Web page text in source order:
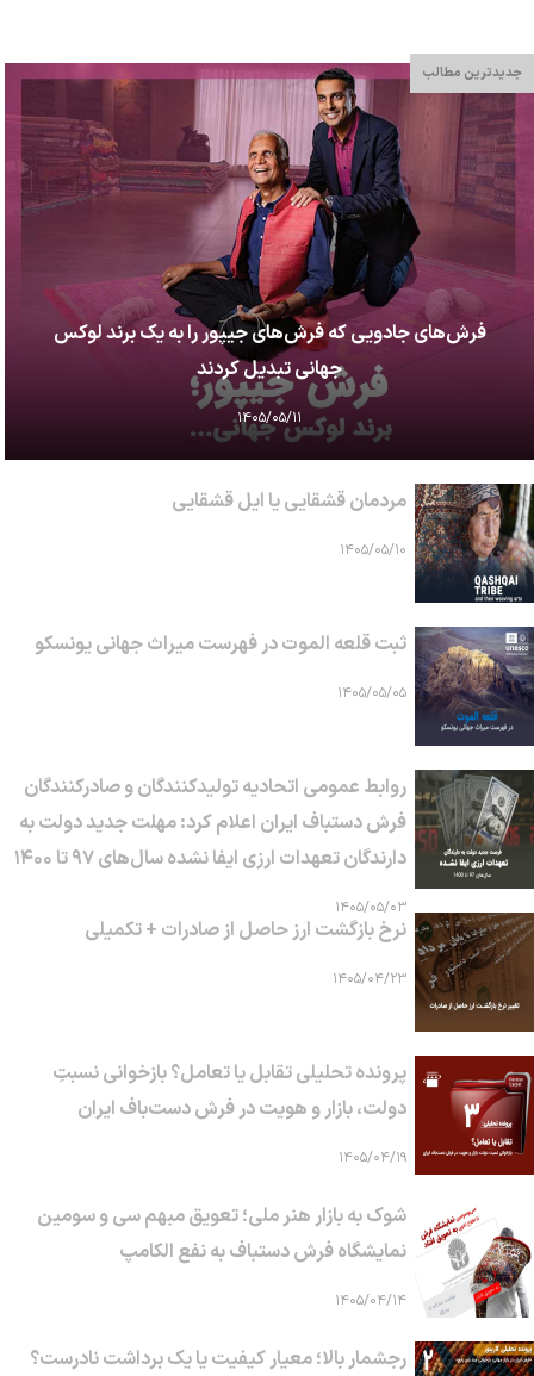
جدیدترین مطالب
فرش‌های جادویی که فرش‌های جیپور را به یک برند لوکس
جهانی تبدیل کردند
۱۴۰۵/۰۵/۱۱
مردمان قشقایی یا ایل قشقایی
۱۴۰۵/۰۵/۱۰
ثبت قلعه الموت در فهرست میراث جهانی یونسکو
۱۴۰۵/۰۵/۰۵
روابط عمومی اتحادیه تولیدکنندگان و صادرکنندگان
فرش دستباف ایران اعلام کرد: مهلت جدید دولت به
دارندگان تعهدات ارزی ایفا نشده سال‌های ۹۷ تا ۱۴۰۰
۱۴۰۵/۰۵/۰۳
نرخ بازگشت ارز حاصل از صادرات + تکمیلی
۱۴۰۵/۰۴/۲۳
پرونده تحلیلی تقابل یا تعامل؟ بازخوانی نسبتِ
دولت، بازار و هویت در فرش دست‌باف ایران
۱۴۰۵/۰۴/۱۹
شوک به بازار هنر ملی؛ تعویق مبهم سی و سومین
نمایشگاه فرش دستباف به نفع الکامپ
۱۴۰۵/۰۴/۱۴
رجشمار بالا؛ معیار کیفیت یا یک برداشت نادرست؟